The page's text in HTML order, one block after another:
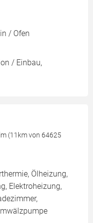
/ Ofen
/ Einbau,
(11km von 64625
Ölheizung,
Elektroheizung,